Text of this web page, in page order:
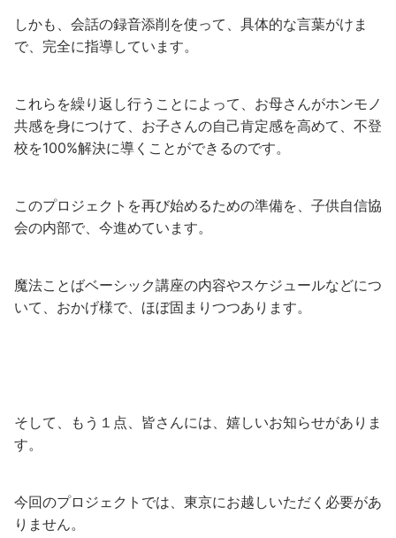
しかも、会話の録音添削を使って、具体的な言葉がけま
で、完全に指導しています。
これらを繰り返し行うことによって、お母さんがホンモノ
共感を身につけて、お子さんの自己肯定感を高めて、不登
校を100%解決に導くことができるのです。
このプロジェクトを再び始めるための準備を、子供自信協
会の内部で、今進めています。
魔法ことばベーシック講座の内容やスケジュールなどにつ
いて、おかげ様で、ほぼ固まりつつあります。
そして、もう１点、皆さんには、嬉しいお知らせがありま
す。
今回のプロジェクトでは、東京にお越しいただく必要があ
りません。